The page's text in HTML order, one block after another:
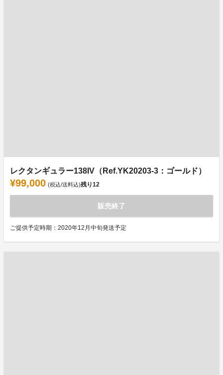
レクタンギュラー138IV（Ref.YK20203-3：ゴールド）
¥99,000 (税込/送料込)残り12
販売終了
ご提供予定時期：2020年12月中旬発送予定